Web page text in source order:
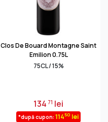
Clos De Bouard Montagne Saint
Emilion 0.75L
75CL / 15%
134 71 lei
*după cupon: 11450 lei